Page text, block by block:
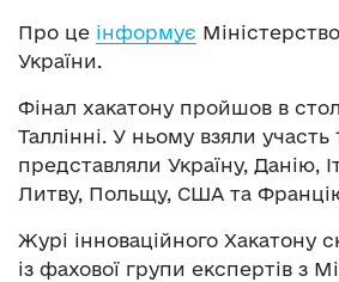
Про це інформує
України.
Фінал хакатону пройшов в
Таллінні. У ньому взяли участь
представляли Україну, Данію,
Литву, Польщу, США та
Журі інноваційного Хакатону
із фахової групи експертів з